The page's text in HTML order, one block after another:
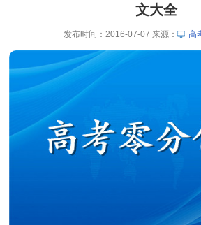
文大全
发布时间：2016-07-07 来源： 高